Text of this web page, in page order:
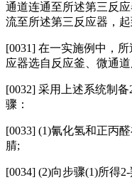
通道连通至所述第三反
流至所述第三反应器，
[0031] 在一实施例中，
应器选自反应釜、微通
[0032] 采用上述系统制
骤：
[0033] (1)氰化氢和正丙
腈;
[0034] (2)向步骤(1)所得